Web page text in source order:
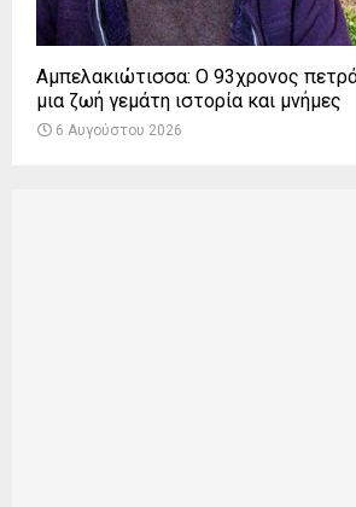
Αμπελακιώτισσα: Ο 93χρονος
μια ζωή γεμάτη ιστορία και μνήμες
6 Αυγούστου 2026